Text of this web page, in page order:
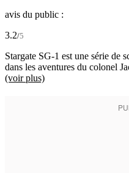
avis du public :
3.2/5
Stargate SG-1 est une série de
dans les aventures du colonel
(voir plus)